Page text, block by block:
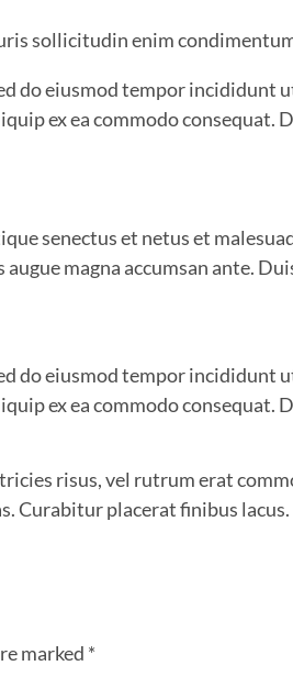
sollicitudin enim
do eiusmod tempor incididunt
ex ea commodo consequat.
senectus et netus et
magna accumsan ante.
do eiusmod tempor incididunt
ex ea commodo consequat.
risus, vel rutrum erat
Curabitur placerat finibus lacus.
marked *